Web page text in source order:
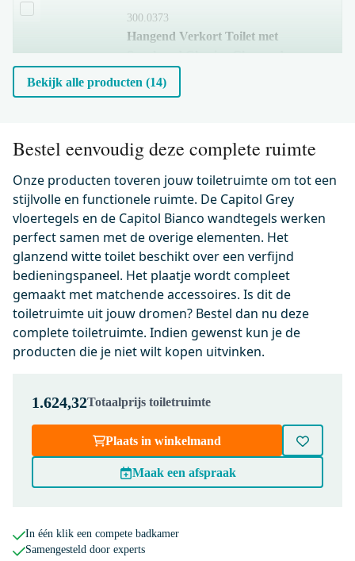
300.0373
Hangend Verkort Toilet met
Spoelrand Classico Glanzend
Dinsdag in huis
500.0233
Wc-bril verdund Glanzend wit
incl. Softclose en Quick release
Dinsdag in huis
0,-
KSW002DMB
Flush Bedieningspaneel Toilet |
Mat zwart
0,-
200-1202MB
Radius WC Borstel | Zwart |
0,-
Bekijk alle producten (14)
Bestel eenvoudig deze complete ruimte
Onze producten toveren jouw toiletruimte om tot een
stijlvolle en functionele ruimte. De Capitol Grey
vloertegels en de Capitol Bianco wandtegels werken
perfect samen met de overige elementen. Het
glanzend witte toilet beschikt over een verfijnd
bedieningspaneel. Het plaatje wordt compleet
gemaakt met matchende accessoires. Is dit de
toiletruimte uit jouw dromen? Bestel dan nu deze
complete toiletruimte. Indien gewenst kun je de
producten die je niet wilt kopen uitvinken.
1.624,32Totaalprijs toiletruimte
Plaats in winkelmand
Maak een afspraak
In één klik een compete badkamer
Samengesteld door experts